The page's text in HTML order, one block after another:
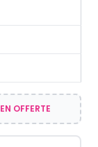
OFFERTE